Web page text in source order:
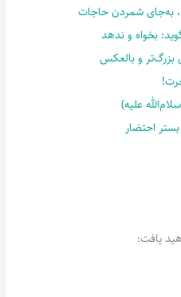
به‌جای شمردن حاجات
بخواه و ندهد
بزرگ‌تر و بالعکس
علیه)
احتضار
یافت: